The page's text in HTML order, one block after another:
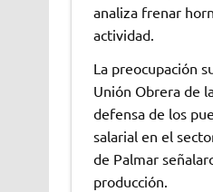
analiza frenar
actividad.
La preocupación
Unión Obrera de
defensa de los
salarial en el
de Palmar
producción.